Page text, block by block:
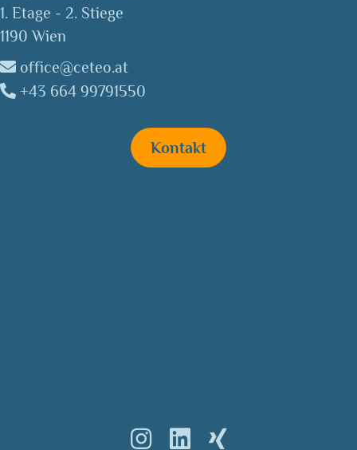
1. Etage - 2. Stiege
1190 Wien
office@ceteo.at
+43 664 99791550
Kontakt